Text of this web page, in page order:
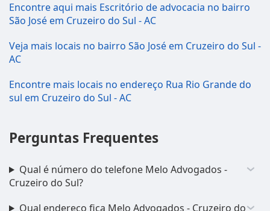
Encontre aqui mais Escritório de advocacia no bairro
São José em Cruzeiro do Sul - AC
Veja mais locais no bairro São José em Cruzeiro do Sul -
AC
Encontre mais locais no endereço Rua Rio Grande do
sul em Cruzeiro do Sul - AC
Perguntas Frequentes
Qual é número do telefone Melo Advogados -
Cruzeiro do Sul?
Qual endereço fica Melo Advogados - Cruzeiro do